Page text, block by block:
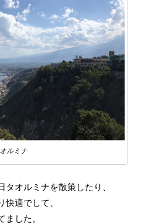
ルミナ
オルミナを散策したり、
適でして、
した。